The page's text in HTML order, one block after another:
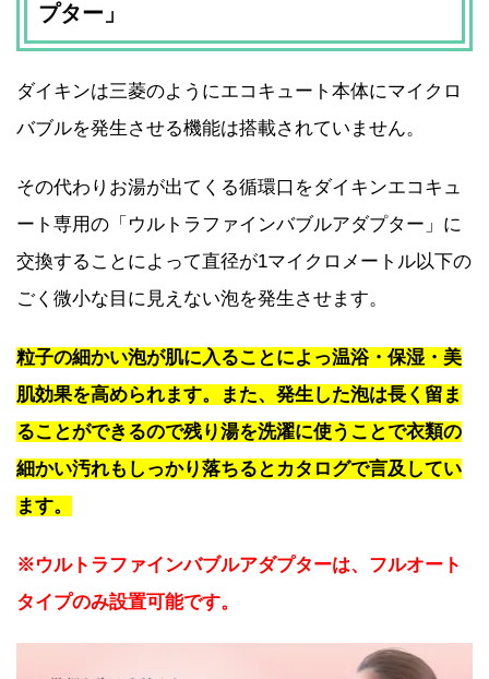
プター」
ダイキンは三菱のようにエコキュート本体にマイクロ
バブルを発生させる機能は搭載されていません。
その代わりお湯が出てくる循環口をダイキンエコキュ
ート専用の「ウルトラファインバブルアダプター」に
交換することによって直径が1マイクロメートル以下の
ごく微小な目に見えない泡を発生させます。
粒子の細かい泡が肌に入ることによっ温浴・保湿・美
肌効果を高められます。また、発生した泡は長く留ま
ることができるので残り湯を洗濯に使うことで衣類の
細かい汚れもしっかり落ちるとカタログで言及してい
ます。
※ウルトラファインバブルアダプターは、フルオート
タイプのみ設置可能です。